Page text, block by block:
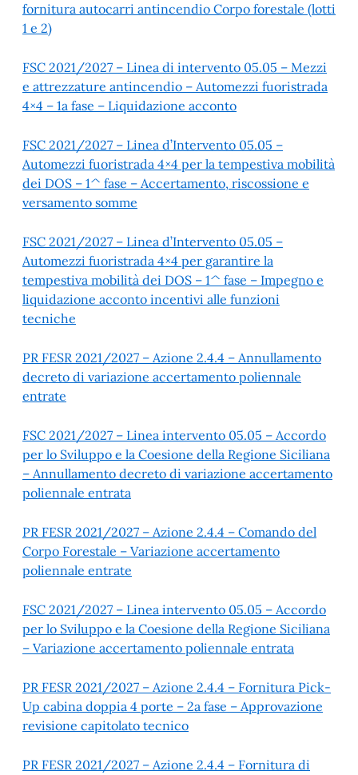
fornitura autocarri antincendio Corpo forestale (lotti
1 e 2)
FSC 2021/2027 – Linea di intervento 05.05 – Mezzi
e attrezzature antincendio – Automezzi fuoristrada
4×4 – 1a fase – Liquidazione acconto
FSC 2021/2027 – Linea d’Intervento 05.05 –
Automezzi fuoristrada 4×4 per la tempestiva mobilità
dei DOS – 1^ fase – Accertamento, riscossione e
versamento somme
FSC 2021/2027 – Linea d’Intervento 05.05 –
Automezzi fuoristrada 4×4 per garantire la
tempestiva mobilità dei DOS – 1^ fase – Impegno e
liquidazione acconto incentivi alle funzioni
tecniche
PR FESR 2021/2027 – Azione 2.4.4 – Annullamento
decreto di variazione accertamento poliennale
entrate
FSC 2021/2027 – Linea intervento 05.05 – Accordo
per lo Sviluppo e la Coesione della Regione Siciliana
– Annullamento decreto di variazione accertamento
poliennale entrata
PR FESR 2021/2027 – Azione 2.4.4 – Comando del
Corpo Forestale – Variazione accertamento
poliennale entrate
FSC 2021/2027 – Linea intervento 05.05 – Accordo
per lo Sviluppo e la Coesione della Regione Siciliana
– Variazione accertamento poliennale entrata
PR FESR 2021/2027 – Azione 2.4.4 – Fornitura Pick-
Up cabina doppia 4 porte – 2a fase – Approvazione
revisione capitolato tecnico
PR FESR 2021/2027 – Azione 2.4.4 – Fornitura di